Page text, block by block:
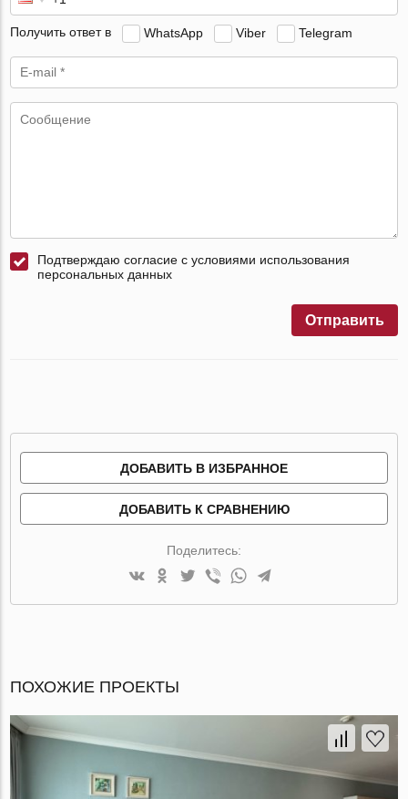
Получить ответ в WhatsApp Viber Telegram
Подтверждаю согласие с условиями использования
персональных данных
Отправить
ДОБАВИТЬ В ИЗБРАННОЕ
ДОБАВИТЬ К СРАВНЕНИЮ
Поделитесь:
ПОХОЖИЕ ПРОЕКТЫ